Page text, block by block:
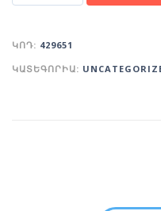
ԿՈԴ: 429651
ԿԱՏԵԳՈՐԻԱ: